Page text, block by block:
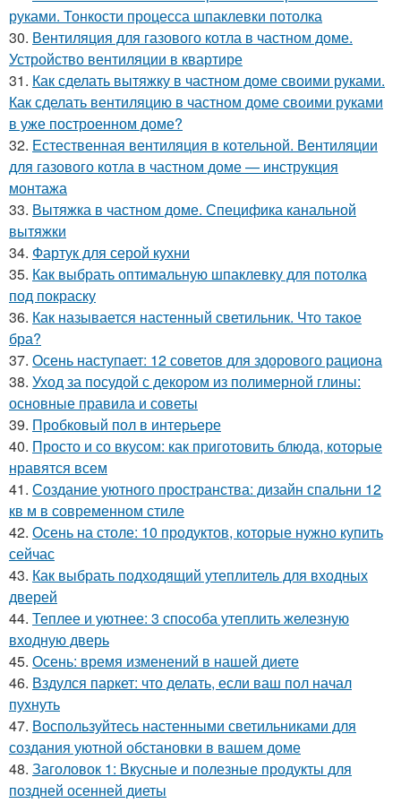
руками. Тонкости процесса шпаклевки потолка
30. Вентиляция для газового котла в частном доме.
Устройство вентиляции в квартире
31. Как сделать вытяжку в частном доме своими руками.
Как сделать вентиляцию в частном доме своими руками
в уже построенном доме?
32. Естественная вентиляция в котельной. Вентиляции
для газового котла в частном доме — инструкция
монтажа
33. Вытяжка в частном доме. Специфика канальной
вытяжки
34. Фартук для серой кухни
35. Как выбрать оптимальную шпаклевку для потолка
под покраску
36. Как называется настенный светильник. Что такое
бра?
37. Осень наступает: 12 советов для здорового рациона
38. Уход за посудой с декором из полимерной глины:
основные правила и советы
39. Пробковый пол в интерьере
40. Просто и со вкусом: как приготовить блюда, которые
нравятся всем
41. Создание уютного пространства: дизайн спальни 12
кв м в современном стиле
42. Осень на столе: 10 продуктов, которые нужно купить
сейчас
43. Как выбрать подходящий утеплитель для входных
дверей
44. Теплее и уютнее: 3 способа утеплить железную
входную дверь
45. Осень: время изменений в нашей диете
46. Вздулся паркет: что делать, если ваш пол начал
пухнуть
47. Воспользуйтесь настенными светильниками для
создания уютной обстановки в вашем доме
48. Заголовок 1: Вкусные и полезные продукты для
поздней осенней диеты